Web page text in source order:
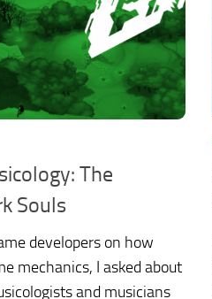
The
Souls
developers on how
mechanics, I asked about
and musicians